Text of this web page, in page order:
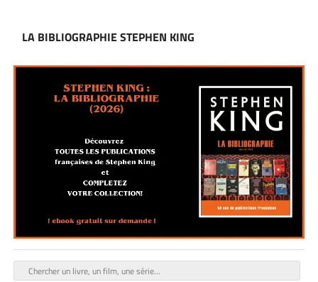
LA BIBLIOGRAPHIE STEPHEN KING